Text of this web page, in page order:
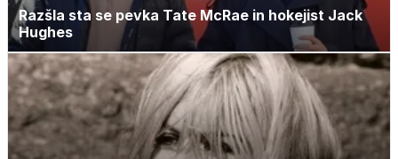
Razšla sta se pevka Tate McRae in hokejist Jack
Hughes